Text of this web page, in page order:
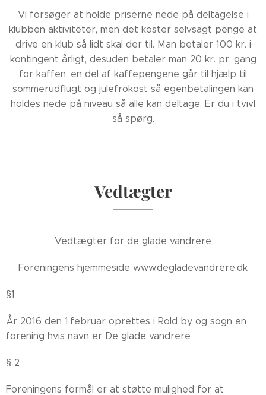
Vi forsøger at holde priserne nede på deltagelse i
klubben aktiviteter, men det koster selvsagt penge at
drive en klub så lidt skal der til. Man betaler 100 kr. i
kontingent årligt, desuden betaler man 20 kr. pr. gang
for kaffen, en del af kaffepengene går til hjælp til
sommerudflugt og julefrokost så egenbetalingen kan
holdes nede på niveau så alle kan deltage. Er du i tvivl
så spørg.
Vedtægter
Vedtægter for de glade vandrere
Foreningens hjemmeside www.degladevandrere.dk
§1
År 2016 den 1.februar oprettes i Rold by og sogn en
forening hvis navn er De glade vandrere
§ 2
Foreningens formål er at støtte mulighed for at